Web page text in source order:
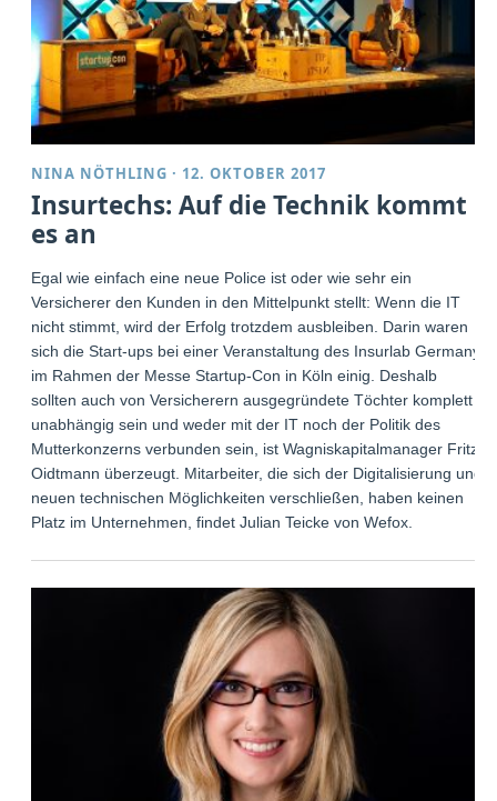
NINA NÖTHLING · 12. OKTOBER 2017
Insurtechs: Auf die Technik kommt
es an
Egal wie einfach eine neue Police ist oder wie sehr ein
Versicherer den Kunden in den Mittelpunkt stellt: Wenn die IT
nicht stimmt, wird der Erfolg trotzdem ausbleiben. Darin waren
sich die Start-ups bei einer Veranstaltung des Insurlab Germany
im Rahmen der Messe Startup-Con in Köln einig. Deshalb
sollten auch von Versicherern ausgegründete Töchter komplett
unabhängig sein und weder mit der IT noch der Politik des
Mutterkonzerns verbunden sein, ist Wagniskapitalmanager Fritz
Oidtmann überzeugt. Mitarbeiter, die sich der Digitalisierung und
neuen technischen Möglichkeiten verschließen, haben keinen
Platz im Unternehmen, findet Julian Teicke von Wefox.